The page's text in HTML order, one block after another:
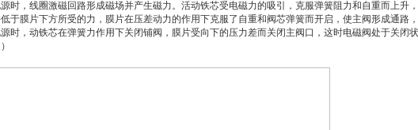
时，线圈激磁回路形成磁场并产生磁力。活动铁芯受电磁力的吸引，克服弹簧阻力和自重而上升
于膜片下方所受的力，膜片在压差动力的作用下克服了自重和阀芯弹簧而开启，使主阀形成通路，
时，动铁芯在弹簧力作用下关闭铺阀，膜片受向下的压力差而关闭主阀口，这时电磁阀处于关闭